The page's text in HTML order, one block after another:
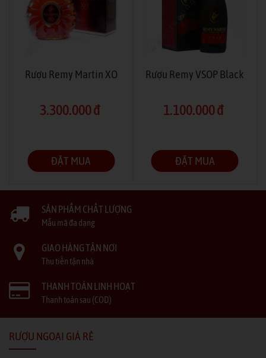
Rượu Remy Martin XO
3.300.000 đ
ĐẶT MUA
Rượu Remy VSOP Black
1.100.000 đ
ĐẶT MUA
SẢN PHẨM CHẤT LƯỢNG
Mẫu mã đa dạng
GIAO HÀNG TẬN NƠI
Thu tiền tận nhà
THANH TOÁN LINH HOẠT
Thanh toán sau (COD)
RƯỢU NGOẠI GIÁ RẺ